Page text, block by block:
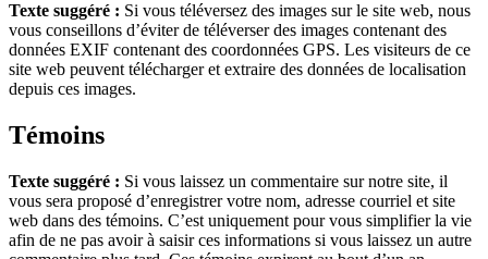
Texte suggéré : Si vous téléversez des images sur le site web, nous
vous conseillons d’éviter de téléverser des images contenant des
données EXIF contenant des coordonnées GPS. Les visiteurs de ce
site web peuvent télécharger et extraire des données de localisation
depuis ces images.
Témoins
Texte suggéré : Si vous laissez un commentaire sur notre site, il
vous sera proposé d’enregistrer votre nom, adresse courriel et site
web dans des témoins. C’est uniquement pour vous simplifier la vie
afin de ne pas avoir à saisir ces informations si vous laissez un autre